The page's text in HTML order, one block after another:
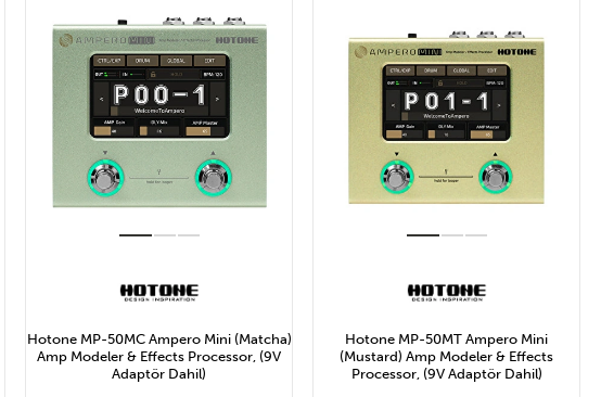
Hotone MP-50MC Ampero Mini (Matcha)
Amp Modeler & Effects Processor, (9V
Adaptör Dahil)
Hotone MP-50MT Ampero Mini
(Mustard) Amp Modeler & Effects
Processor, (9V Adaptör Dahil)